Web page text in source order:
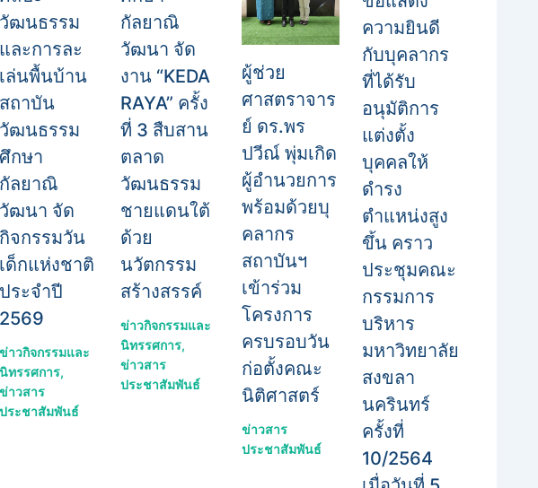
วัฒนธรรม
และการละ
เล่นพื้นบ้าน
สถาบัน
วัฒนธรรม
ศึกษา
กัลยาณิ
วัฒนา จัด
กิจกรรมวัน
เด็กแห่งชาติ
ประจำปี
2569
ข่าวกิจกรรมและ
นิทรรศการ,
ข่าวสาร
ประชาสัมพันธ์
กัลยาณิ
วัฒนา จัด
งาน “KEDA
RAYA” ครั้ง
ที่ 3 สืบสาน
ตลาด
วัฒนธรรม
ชายแดนใต้
ด้วย
นวัตกรรม
สร้างสรรค์
ข่าวกิจกรรมและ
นิทรรศการ,
ข่าวสาร
ประชาสัมพันธ์
ผู้ช่วย
ศาสตราจาร
ย์ ดร.พร
ปวีณ์ พุ่มเกิด
ผู้อำนวยการ
พร้อมด้วยบุ
คลากร
สถาบันฯ
เข้าร่วม
โครงการ
ครบรอบวัน
ก่อตั้งคณะ
นิติศาสตร์
ข่าวสาร
ประชาสัมพันธ์
ความยินดี
กับบุคลากร
ที่ได้รับ
อนุมัติการ
แต่งตั้ง
บุคคลให้
ดำรง
ตำแหน่งสูง
ขึ้น คราว
ประชุมคณะ
กรรมการ
บริหาร
มหาวิทยาลัย
สงขลา
นครินทร์
ครั้งที่
10/2564